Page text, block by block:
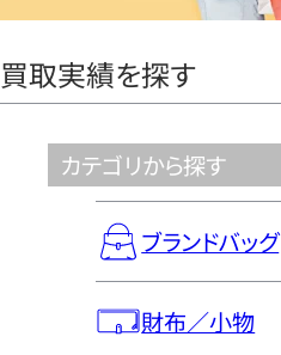
買取実績を探す
カテゴリから探す
ブランドバッグ
財布／小物